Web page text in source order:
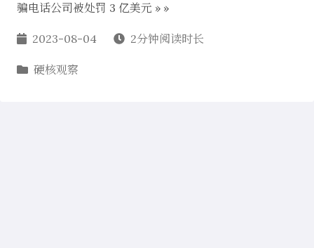
骗电话公司被处罚 3 亿美元 » »
2023-08-04 2分钟阅读时长
硬核观察